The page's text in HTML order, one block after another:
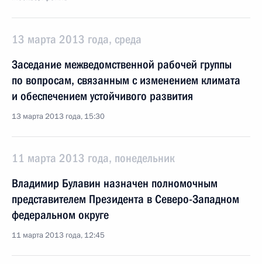
13 марта 2013 года, среда
Заседание межведомственной рабочей группы
по вопросам, связанным с изменением климата
и обеспечением устойчивого развития
13 марта 2013 года, 15:30
11 марта 2013 года, понедельник
Владимир Булавин назначен полномочным
представителем Президента в Северо-Западном
федеральном округе
11 марта 2013 года, 12:45